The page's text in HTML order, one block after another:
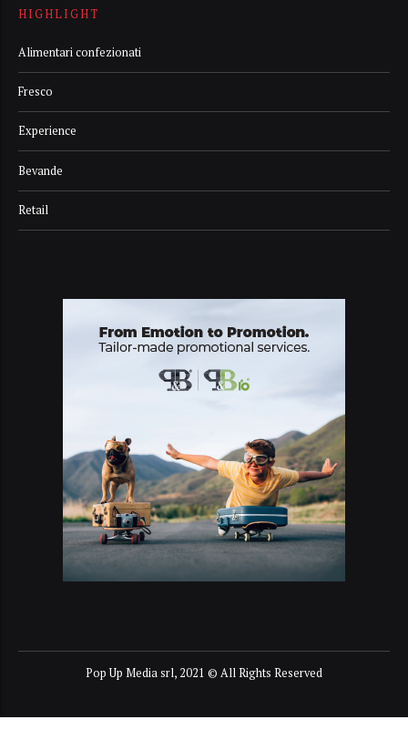
HIGHLIGHT
Alimentari confezionati
Fresco
Experience
Bevande
Retail
Pop Up Media srl, 2021 © All Rights Reserved